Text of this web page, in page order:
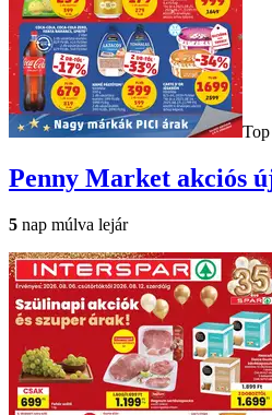
Top
Penny Market akciós
5 nap múlva lejár